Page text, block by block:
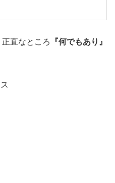
直なところ
『何でもあり』